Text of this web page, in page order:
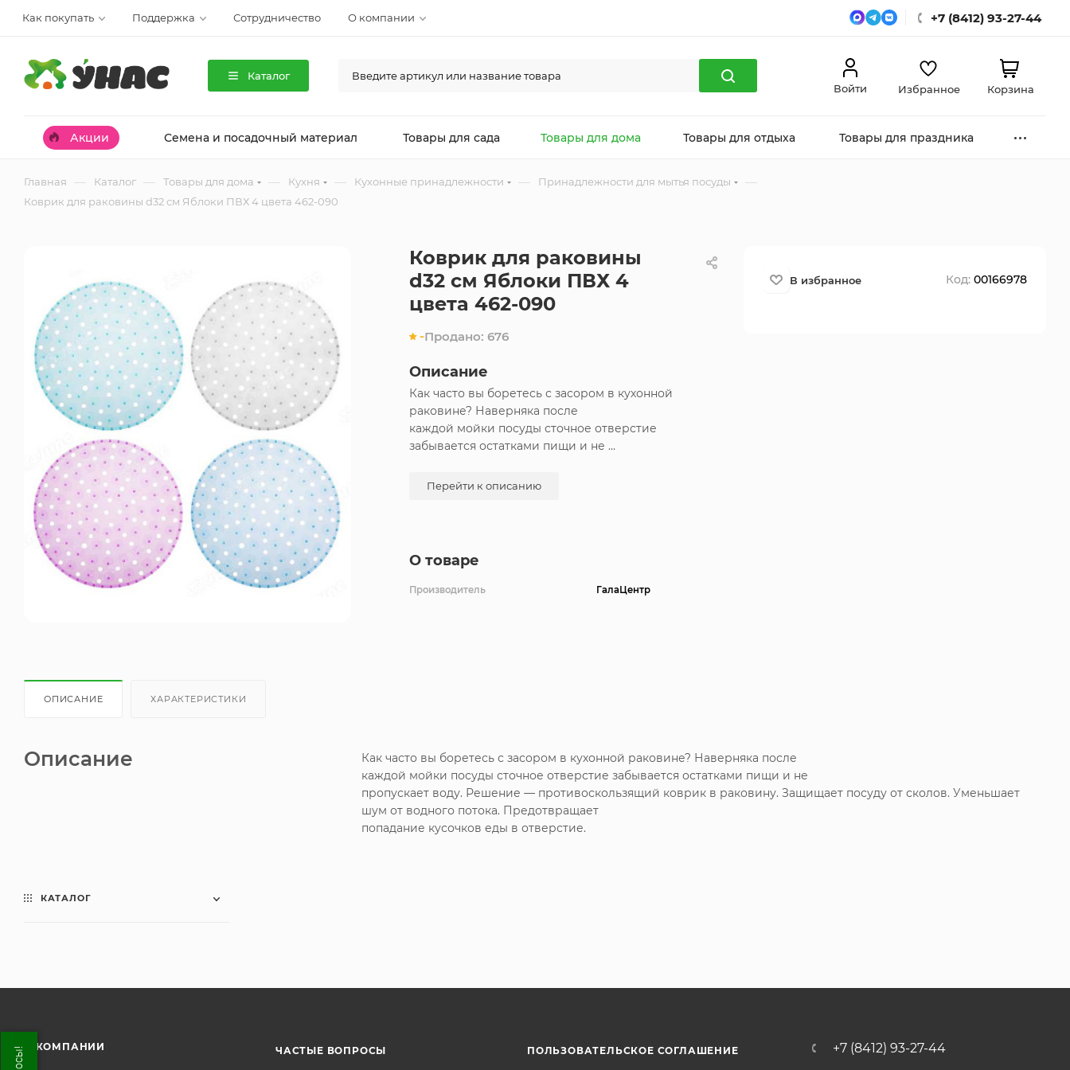
Как покупать Поддержка Сотрудничество О компании +7 (8412) 93-27-44
Каталог
Войти
Избранное Корзина
Акции Семена и посадочный материал Товары для сада Товары для дома Товары для отдыха Товары для праздника
Главная — Каталог — Товары для дома — Кухня — Кухонные принадлежности — Принадлежности для мытья посуды —
Коврик для раковины d32 см Яблоки ПВХ 4 цвета 462-090
Коврик для раковины
d32 см Яблоки ПВХ 4
цвета 462-090
-Продано: 676
Описание
Как часто вы боретесь с засором в кухонной
раковине? Наверняка после
каждой мойки посуды сточное отверстие
забывается остатками пищи и не
коврик в раковину. Защищает посуду от сколов.
Перейти к описанию
О товаре
Производитель ГалаЦентр
Код: 00166978
ОПИСАНИЕ ХАРАКТЕРИСТИКИ
Описание
Как часто вы боретесь с засором в кухонной раковине? Наверняка после
каждой мойки посуды сточное отверстие забывается остатками пищи и не
пропускает воду. Решение — противоскользящий коврик в раковину. Защищает посуду от сколов. Уменьшает
шум от водного потока. Предотвращает
попадание кусочков еды в отверстие.
КАТАЛОГ
О КОМПАНИИ ЧАСТЫЕ ВОПРОСЫ ПОЛЬЗОВАТЕЛЬСКОЕ СОГЛАШЕНИЕ +7 (8412) 93-27-44